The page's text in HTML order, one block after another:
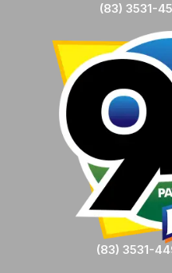
(83) 3531-
(83) 3531-